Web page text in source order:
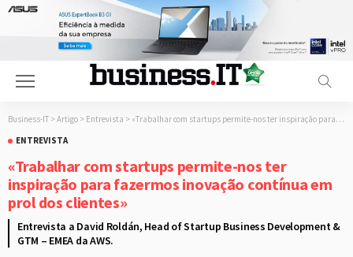
Business-IT > Artigo > Entrevista > «Trabalhar com startups permite-nos ter inspiração para fazermos inovação contínua em prol dos clientes»
ENTREVISTA
«Trabalhar com startups permite-nos ter
inspiração para fazermos inovação contínua em
prol dos clientes»
Entrevista a David Roldán, Head of Startup Business Development &
GTM – EMEA da AWS.